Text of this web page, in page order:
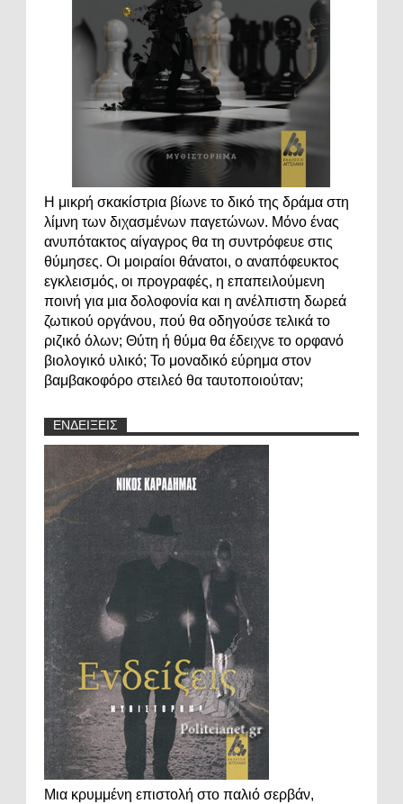
Η μικρή σκακίστρια βίωνε το δικό της δράμα στη
λίμνη των διχασμένων παγετώνων. Μόνο ένας
ανυπότακτος αίγαγρος θα τη συντρόφευε στις
θύμησες. Οι μοιραίοι θάνατοι, ο αναπόφευκτος
εγκλεισμός, οι προγραφές, η επαπειλούμενη
ποινή για μια δολοφονία και η ανέλπιστη δωρεά
ζωτικού οργάνου, πού θα οδηγούσε τελικά το
ριζικό όλων; Θύτη ή θύμα θα έδειχνε το ορφανό
βιολογικό υλικό; Το μοναδικό εύρημα στον
βαμβακοφόρο στειλεό θα ταυτοποιούταν;
ΕΝΔΕΙΞΕΙΣ
Μια κρυμμένη επιστολή στο παλιό σερβάν,